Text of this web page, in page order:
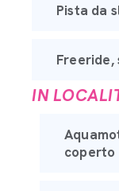
Pista da
Freeride,
IN
coperto